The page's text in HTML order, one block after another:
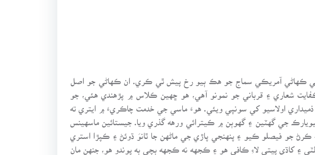
ڪهاڻي آمريڪي سماج جو هڪ ٻيو رخ پيش ٿي ڪري. ان ڪهاڻي جو اصل
شعاري ۽ قرباني جو نمونو آهي، هو ڇهين ڪلاس ۾ پڙهندي هئي، جو
اولاسيو کي سونپي ويئي. هوءَ ماسي جي خدمت چاڪريءَ ۾ ايتري ته
جي گهٽين ۽ گهوٻن ۾ ڪيترائي ورهه گذري ويا. جيستائين ماسهينس
جو فيصلو ڪيو ۽ پنهنجي پاڙي جي ماڻهن جا ٿانوَ ڌوئڻ ۽ ڪپڙا استري
کاڌي پيتي لاءِ ڪافي هو ۽ ڪجهه نه ڪجهه بچي به پوندو هو، جنهن مان